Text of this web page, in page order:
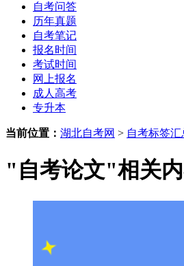
自考问答
历年真题
自考笔记
报名时间
考试时间
网上报名
成人高考
专升本
当前位置： 湖北自考网 > 自考标签汇
"自考论文"相关